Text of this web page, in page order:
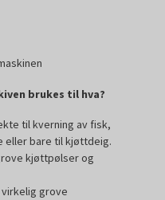
brukes til hva?
til kverning av fisk,
eller bare til kjøttdeig.
kjøttpølser og
virkelig grove